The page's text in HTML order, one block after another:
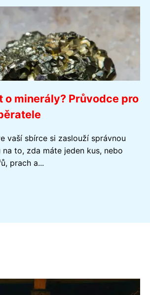
o minerály? Průvodce pro
vaší sbírce si zaslouží správnou
na to, zda máte jeden kus, nebo
prach a...